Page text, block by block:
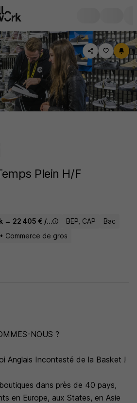
Plein H/F
→ 22 405 € / an BEP, CAP
Bac
Commerce de gros
NOUS ?
Anglais Incontesté de la Basket !
dans près de 40 pays,
en Europe, aux States, en Asie